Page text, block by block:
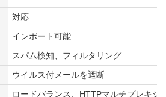
対応
インポート可能
スパム検知、フィルタリング
ウイルス付メールを遮断
ロードバランス、HTTPマルチプレキシ